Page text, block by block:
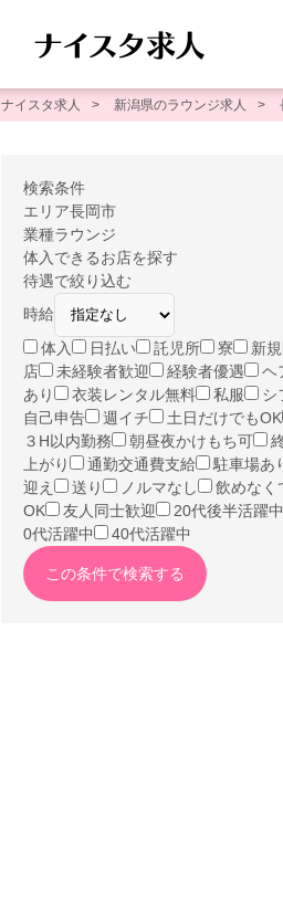
ナイスタ求人 新潟県のラウンジ求人
検索条件
エリア長岡市
業種ラウンジ
体入できるお店を探す
待遇で絞り込む
時給
体入
日払い 託児所 寮
新
店
未経験者歓迎 経験者優遇
ヘ
あり
衣装レンタル無料 私服
シ
自己申告
週イチ
土日だけでもOK
３H以内勤務
朝昼夜かけもち可
上がり
通勤交通費支給
駐車場あ
迎え
送り ノルマなし
飲めなく
OK
友人同士歓迎 20代後半活躍中
0代活躍中
40代活躍中